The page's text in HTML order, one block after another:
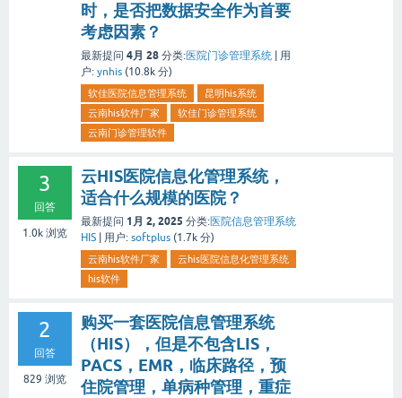
时，是否把数据安全作为首要
考虑因素？
最新提问 4月 28 分类:医院门诊管理系统
用
户: ynhis (10.8k 分)
软佳医院信息管理系统
昆明his系统
云南his软件厂家
软佳门诊管理系统
云南门诊管理软件
3
回答
1.0k 浏览
云HIS医院信息化管理系统，
适合什么规模的医院？
最新提问 1月 2, 2025 分类:医院信息管理系统
HIS
用户: softplus (1.7k 分)
云南his软件厂家
云his医院信息化管理系统
his软件
2
回答
829 浏览
购买一套医院信息管理系统
（HIS），但是不包含LIS，
PACS，EMR，临床路径，预
住院管理，单病种管理，重症